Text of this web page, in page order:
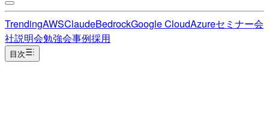
TrendingAWSClaudeBedrockGoogle CloudAzureセミナー会
社説明会勉強会事例採用
目次